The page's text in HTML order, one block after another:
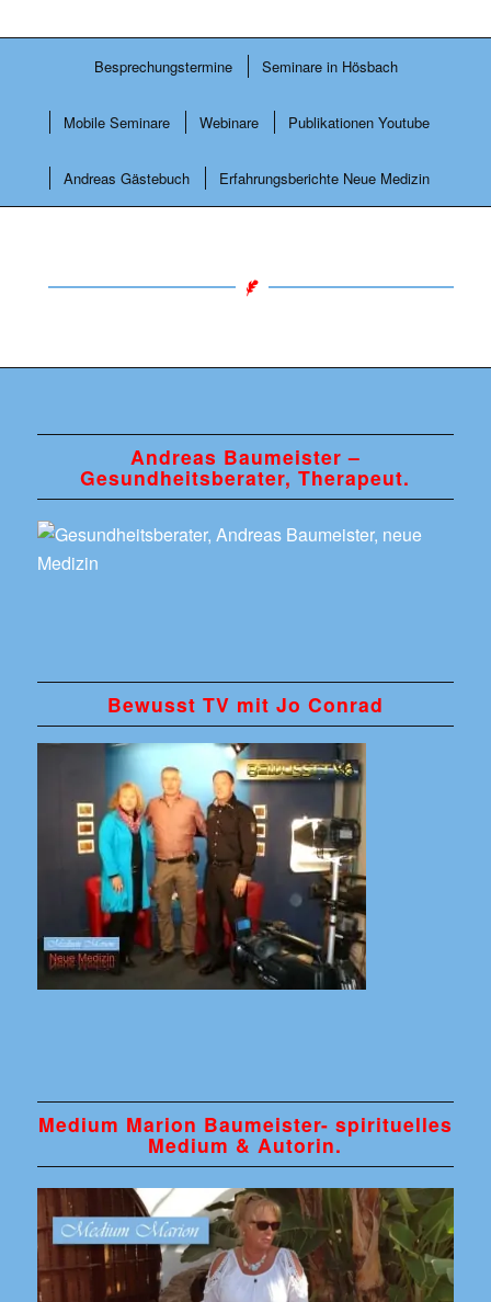
Besprechungstermine Seminare in Hösbach
Mobile Seminare Webinare Publikationen Youtube
Andreas Gästebuch Erfahrungsberichte Neue Medizin
Andreas Baumeister –
Gesundheitsberater, Therapeut.
Bewusst TV mit Jo Conrad
Medium Marion Baumeister- spirituelles
Medium & Autorin.